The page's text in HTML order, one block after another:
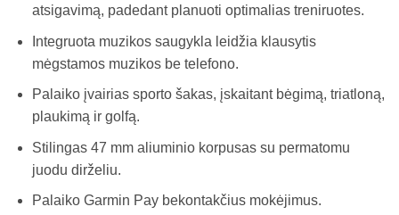
atsigavimą, padedant planuoti optimalias treniruotes.
Integruota muzikos saugykla leidžia klausytis
mėgstamos muzikos be telefono.
Palaiko įvairias sporto šakas, įskaitant bėgimą, triatloną,
plaukimą ir golfą.
Stilingas 47 mm aliuminio korpusas su permatomu
juodu dirželiu.
Palaiko Garmin Pay bekontakčius mokėjimus.